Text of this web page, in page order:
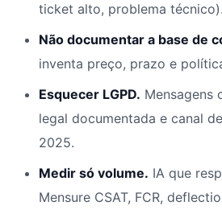
ticket alto, problema
Não documentar a base de
inventa preço, prazo e
Esquecer LGPD. Mensagens
legal documentada e canal
2025.
Medir só volume. IA que
Mensure CSAT, FCR,